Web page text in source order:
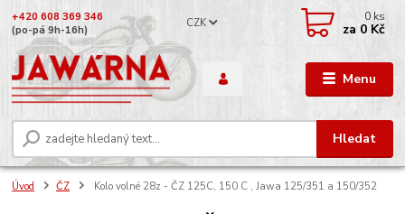
Menu
CZK
Hledat
+420 608 369 346
(po-pá 9h-16h)
0 ks
za 0 Kč
Úvod ČZ Kolo volné 28z - ČZ 125C, 150 C , Jawa 125/351 a 150/352